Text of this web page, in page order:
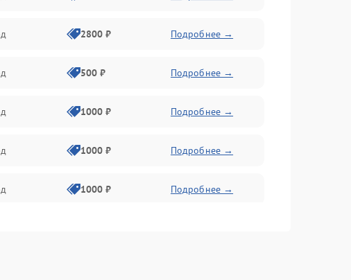
2800 ₽ Подробнее →
500 ₽ Подробнее →
1000 ₽ Подробнее →
1000 ₽ Подробнее →
1000 ₽ Подробнее →